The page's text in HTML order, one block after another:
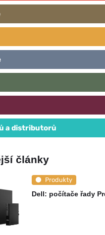
a distributorů
články
Produkty
Dell: počítače řady